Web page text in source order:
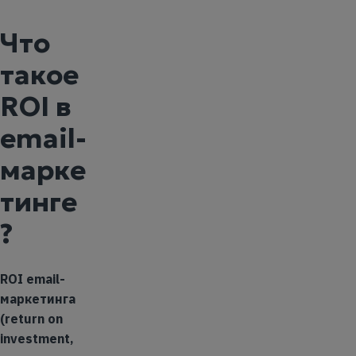
Что
такое
ROI в
email-
марке
тинге
?
ROI email-
маркетинга
(return on
investment,